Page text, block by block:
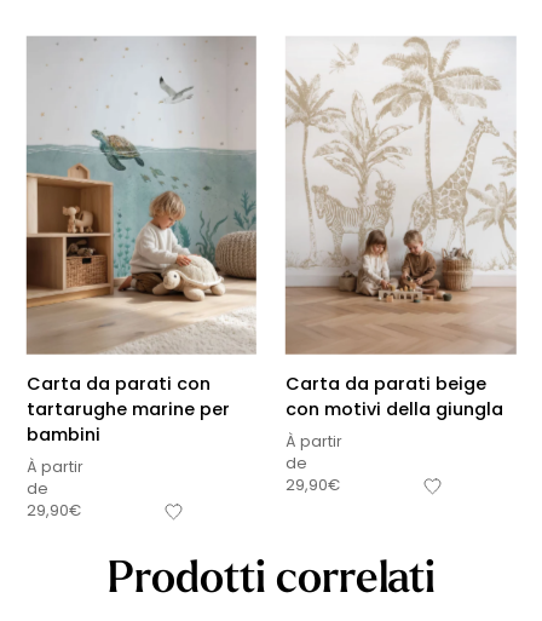
Carta da parati con
tartarughe marine per
bambini
À partir
de
29,90€
Carta da parati beige
con motivi della giungla
À partir
de
29,90€
Prodotti correlati